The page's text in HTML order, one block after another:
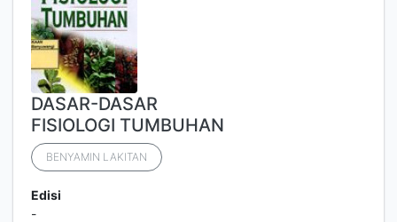
DASAR-DASAR
FISIOLOGI TUMBUHAN
BENYAMIN LAKITAN
Edisi
-